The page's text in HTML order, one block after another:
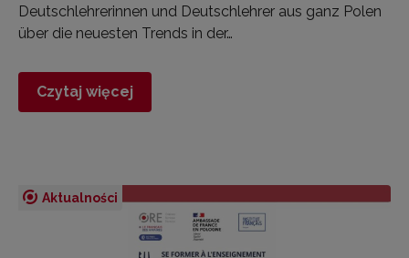
Deutschlehrerinnen und Deutschlehrer aus ganz Polen
über die neuesten Trends in der…
Czytaj więcej
Aktualności